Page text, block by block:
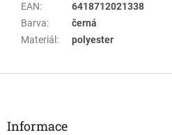
EAN:
6418712021338
Barva:
černá
Materiál : polyester
Z
Informace